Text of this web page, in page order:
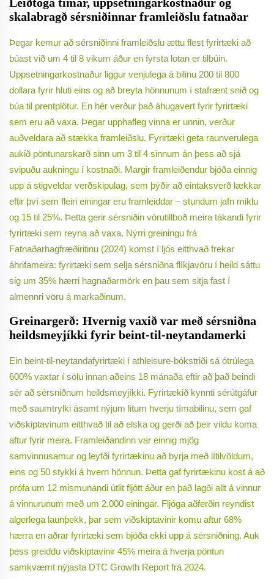
skalabragð sérsniðinnar framleiðslu fatnaðar
Þegar kemur að sérsniðinni framleiðslu ættu flest fyrirtæki að
búast við um 4 til 8 vikum áður en fyrsta lotan er tilbúin.
Uppsetningarkostnaður liggur venjulega á bilinu 200 til 800
dollara fyrir hluti eins og að breyta hönnunum í stafrænt snið og
búa til prentplötur. En hér verður það áhugavert fyrir fyrirtæki
sem eru að vaxa. Þegar upphafleg vinna er unnin, verður
auðveldara að stækka framleiðslu. Fyrirtæki geta raunverulega
aukið pöntunarskarð sinn um 3 til 4 sinnum án þess að sjá
svipuðu aukningu í kostnaði. Margir framleiðendur bjóða einnig
upp á stigveldar verðskipulag, sem þýðir að eintaksverð lækkar
eftir því sem fleiri einingar eru framleiddar – stundum jafn miklu
og 15 til 25%. Þetta gerir sérsniðin vörutillboð meira tákandi fyrir
fyrirtæki sem reyna að vaxa. Nýrri greiningu frá
Fatnaðarhagfræðiritinu (2024) komst í ljós eitthvað frekar
áhrifameira: fyrirtæki sem selja sérsniðna flíkjavöru í heild sáttu
sig um 35% hærri hagnaðarmörk en þau sem sitja fast í
almennri vöru á markaðinum.
Greinargerð: Hvernig vaxið var með sérsniðna
heildsmeyjíkki fyrir beint-til-neytandamerki
Ein beint-til-neytandafyrirtæki í athleisure-bókstriði sá ótrúlega
600% vaxtar í sölu innan aðeins 18 mánaða eftir að það beindi
sér að sérsniðnum heildsmeyjíkki. Fyrirtækið kynnti sérútgáfur
með saumtrylki ásamt nýjum litum hverju tímabilinu, sem gaf
viðskiptavinum eitthvað til að elska og gerði að þeir vildu koma
aftur fyrir meira. Framleiðandinn var einnig mjög
samvinnusamur og leyfði fyrirtækinu að byrja með lítilvöldum,
eins og 50 stykki á hvern hönnun. Þetta gaf fyrirtækinu kost á að
prófa um 12 mismunandi útlit fljótt áður en það lagði allt á vinnur
á vinnurunum með um 2.000 einingar. Fljóga aðferðin reyndist
algerlega launþekk, þar sem viðskiptavinir komu aftur 68%
hærra en aðrar fyrirtæki sem bjóða ekki upp á sérsniðning. Auk
þess greiddu viðskiptavinir 45% meira á hverja pöntun
samkvæmt nýjasta DTC Growth Report frá 2024.